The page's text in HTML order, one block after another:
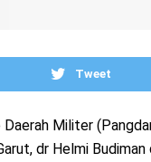
Tweet
Militer
dr Helmi